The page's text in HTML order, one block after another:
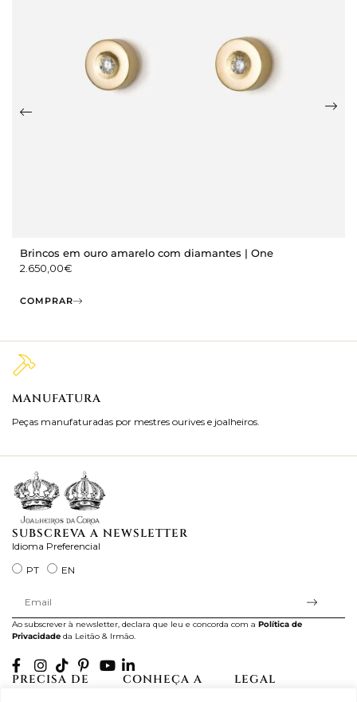
Brincos em ouro amarelo com diamantes | One
2.650,00€
COMPRAR
MANUFATURA
Peças manufaturadas por mestres ourives e joalheiros.
SUBSCREVA A NEWSLETTER
Idioma Preferencial
PT
EN
Ao subscrever à newsletter, declara que leu e concorda com a Política de
Privacidade da Leitão & Irmão.
PRECISA DE
CONHEÇA A
LEGAL